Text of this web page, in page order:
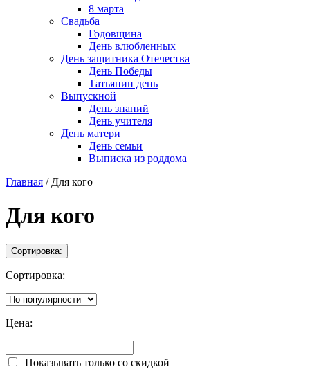
8 марта
Свадьба
Годовщина
День влюбленных
День защитника Отечества
День Победы
Татьянин день
Выпускной
День знаний
День учителя
День матери
День семьи
Выписка из роддома
Главная / Для кого
Для кого
Сортировка:
Сортировка:
Цена:
Показывать только со скидкой